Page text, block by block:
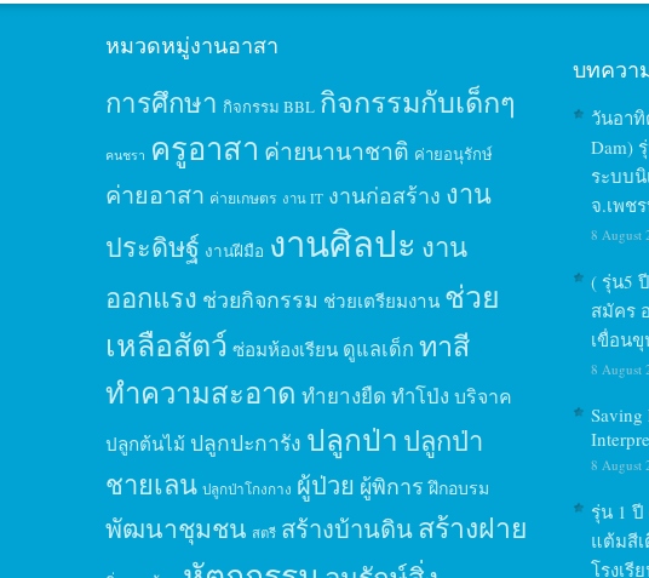
หมวดหมู่งานอาสา
การศึกษา กิจกรรม BBL กิจกรรมกับเด็กๆ
คนชรา ครูอาสา ค่ายนานาชาติ ค่ายอนุรักษ์
ค่ายอาสา ค่ายเกษตร งาน IT งานก่อสร้าง งาน
ประดิษฐ์ งานฝีมือ งานศิลปะ งาน
ออกแรง ช่วยกิจกรรม ช่วยเตรียมงาน ช่วย
เหลือสัตว์ ซ่อมห้องเรียน ดูแลเด็ก ทาสี
ทำความสะอาด ทำยางยืด ทำโป่ง บริจาค
ปลูกต้นไม้ ปลูกปะการัง ปลูกป่า ปลูกป่า
ชายเลน ปลูกป่าโกงกาง ผู้ป่วย ผู้พิการ ฝึกอบรม
พัฒนาชุมชน สตรี สร้างบ้านดินสร้างฝาย
บทควา
วันอา
Dam)
ระบบ
จ.เพช
8 August
( รุ่น5
สมัคร
เขื่อน
8 August
Saving
8 August
รุ่น 1 ปี
แต้มสี
โรงเรี